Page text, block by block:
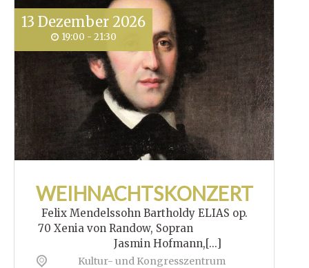
13 Dezember 2026
19:00 - 21:30
WEIHNACHTSKONZERT
Felix Mendelssohn Bartholdy ELIAS op.
70 Xenia von Randow, Sopran
Jasmin Hofmann,[...]
Kultur- und Kongresszentrum